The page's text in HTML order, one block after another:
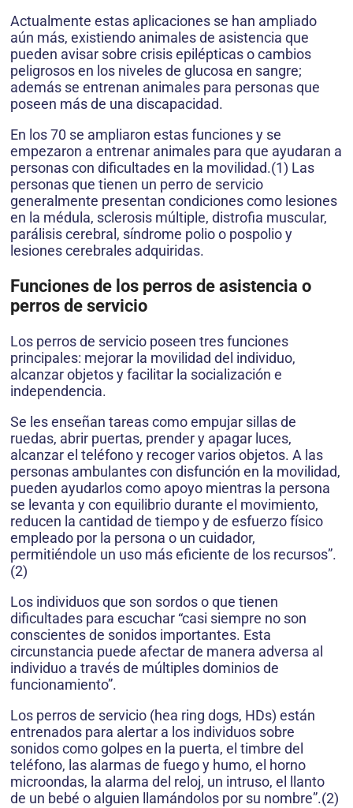
Actualmente estas aplicaciones se han ampliado
aún más, existiendo animales de asistencia que
pueden avisar sobre crisis epilépticas o cambios
peligrosos en los niveles de glucosa en sangre;
además se entrenan animales para personas que
poseen más de una discapacidad.
En los 70 se ampliaron estas funciones y se
empezaron a entrenar animales para que ayudaran a
personas con dificultades en la movilidad.(1) Las
personas que tienen un perro de servicio
generalmente presentan condiciones como lesiones
en la médula, sclerosis múltiple, distrofia muscular,
parálisis cerebral, síndrome polio o pospolio y
lesiones cerebrales adquiridas.
Funciones de los perros de asistencia o
perros de servicio
Los perros de servicio poseen tres funciones
principales: mejorar la movilidad del individuo,
alcanzar objetos y facilitar la socialización e
independencia.
Se les enseñan tareas como empujar sillas de
ruedas, abrir puertas, prender y apagar luces,
alcanzar el teléfono y recoger varios objetos. A las
personas ambulantes con disfunción en la movilidad,
pueden ayudarlos como apoyo mientras la persona
se levanta y con equilibrio durante el movimiento,
reducen la cantidad de tiempo y de esfuerzo físico
empleado por la persona o un cuidador,
permitiéndole un uso más eficiente de los recursos”.
(2)
Los individuos que son sordos o que tienen
dificultades para escuchar “casi siempre no son
conscientes de sonidos importantes. Esta
circunstancia puede afectar de manera adversa al
individuo a través de múltiples dominios de
funcionamiento”.
Los perros de servicio (hea ring dogs, HDs) están
entrenados para alertar a los individuos sobre
sonidos como golpes en la puerta, el timbre del
teléfono, las alarmas de fuego y humo, el horno
microondas, la alarma del reloj, un intruso, el llanto
de un bebé o alguien llamándolos por su nombre”.(2)